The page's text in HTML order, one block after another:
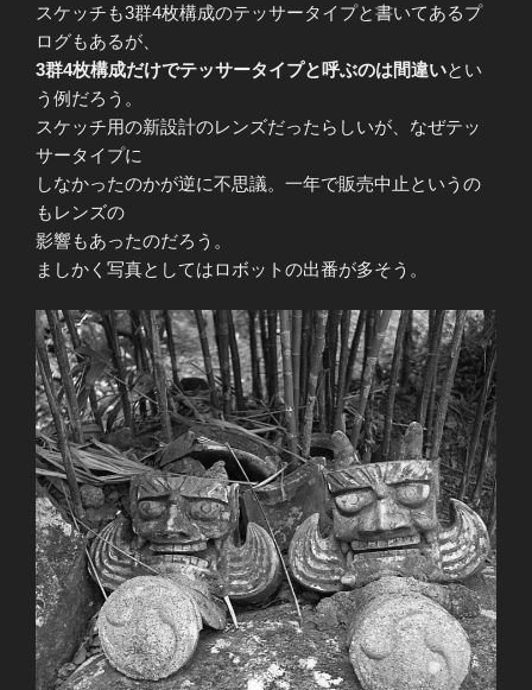
スケッチも3群4枚構成のテッサータイプと書いてあるプ
ログもあるが、
3群4枚構成だけでテッサータイプと呼ぶのは間違いとい
う例だろう。
スケッチ用の新設計のレンズだったらしいが、なぜテッ
サータイプに
しなかったのかが逆に不思議。一年で販売中止というの
もレンズの
影響もあったのだろう。
ましかく写真としてはロボットの出番が多そう。